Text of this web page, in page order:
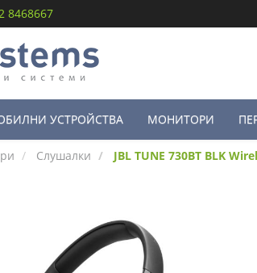
8468667
УСТРОЙСТВА МОНИТОРИ
Слушалки JBL TUNE 730BT BLK